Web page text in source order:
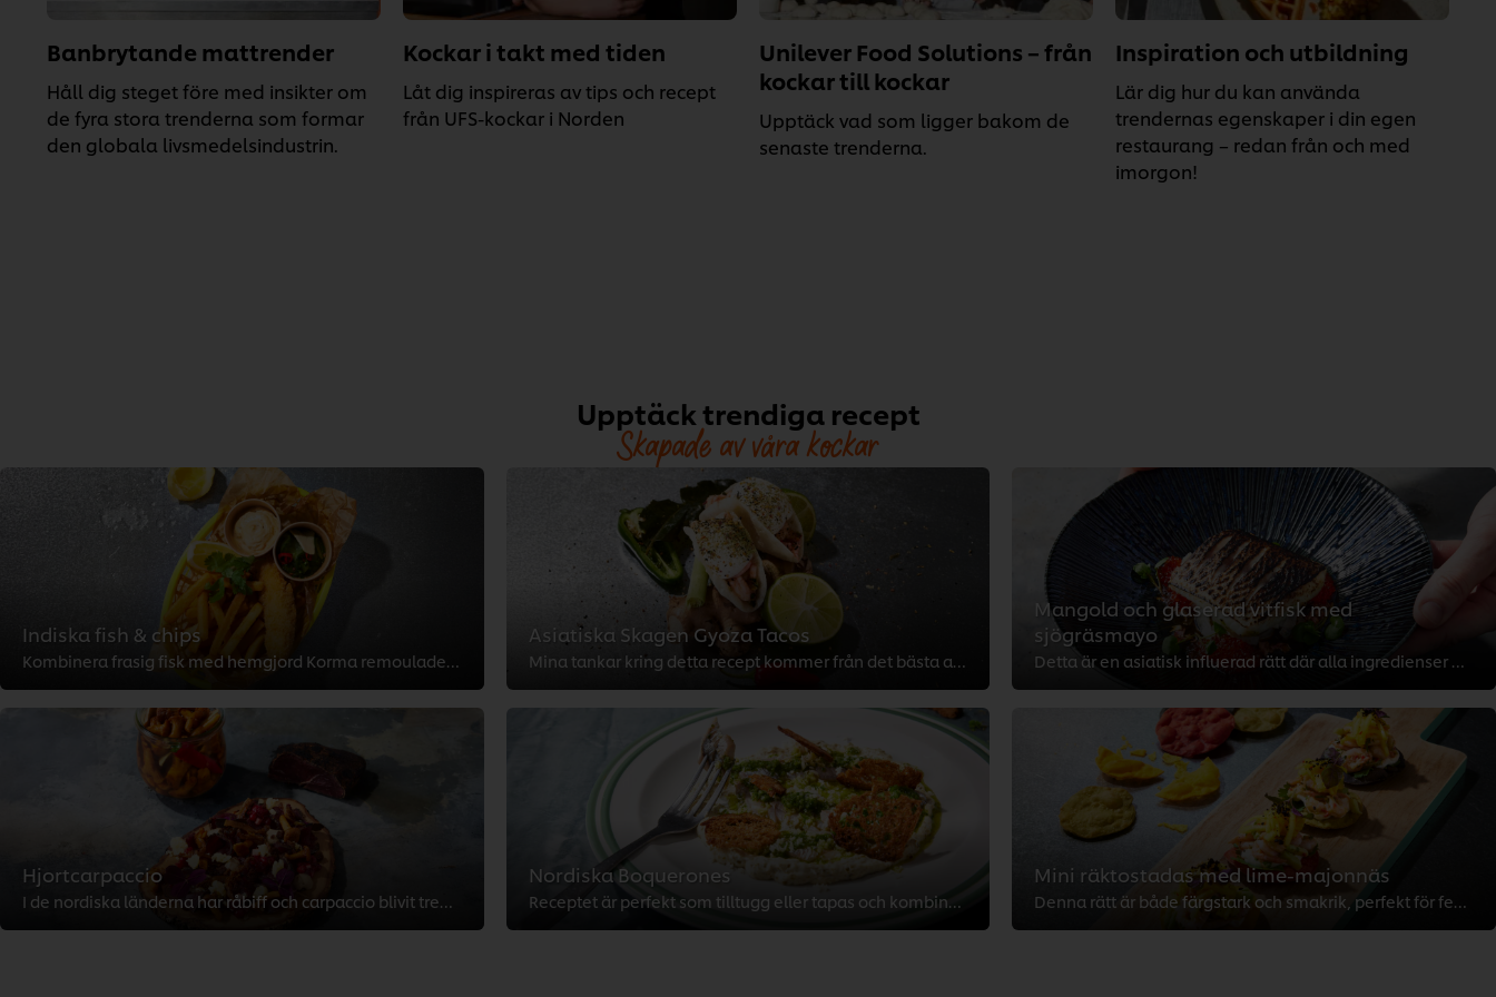
Banbrytande mattrender
Håll dig steget före med insikter om
de fyra stora trenderna som formar
den globala livsmedelsindustrin.
Kockar i takt med tiden
Låt dig inspireras av tips och recept
från UFS-kockar i Norden
Unilever Food Solutions – från
kockar till kockar
Upptäck vad som ligger bakom de
senaste trenderna.
Inspiration och utbildning
Lär dig hur du kan använda
trendernas egenskaper i din egen
restaurang – redan från och med
imorgon!
Upptäck trendiga recept
Skapade av våra kockar
Indiska fish & chips
Kombinera frasig fisk med hemgjord Korma remoulade, färsk indisk pressgurka, tandoorikryddade pommes frites och citron för en r...
Asiatiska Skagen Gyoza Tacos
Mina tankar kring detta recept kommer från det bästa av två världar. En klassisk rätt från Sverige kombinerad med de bästa smak...
Mangold och glaserad vitfisk med
sjögräsmayo
Detta är en asiatisk influerad rätt där alla ingredienser passar perfekt tillsammans. Här kan du byta ut den picklade fänkålen ...
Hjortcarpaccio
I de nordiska länderna har råbiff och carpaccio blivit trendigt de senaste åren. Eftersom jag älskar smaken av viltkött, valde ...
Nordiska Boquerones
Receptet är perfekt som tilltugg eller tapas och kombinerar traditionella smaker med en modern twist. Servera med ett glas kylt...
Mini räktostadas med lime-majonnäs
Denna rätt är både färgstark och smakrik, perfekt för fester och mingel, eller som en fräsch lunch eller middag på sommaren.